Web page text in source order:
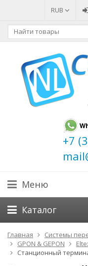
RUB
+7
Меню
Каталог
Главная
Системы
GPON & GEPON
Станционный